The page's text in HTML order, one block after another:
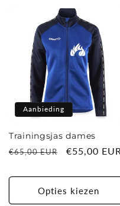
Aanbieding
Trainingsjas dames
Normale
€65,00 EUR €55,00 EUR
Opties kiezen